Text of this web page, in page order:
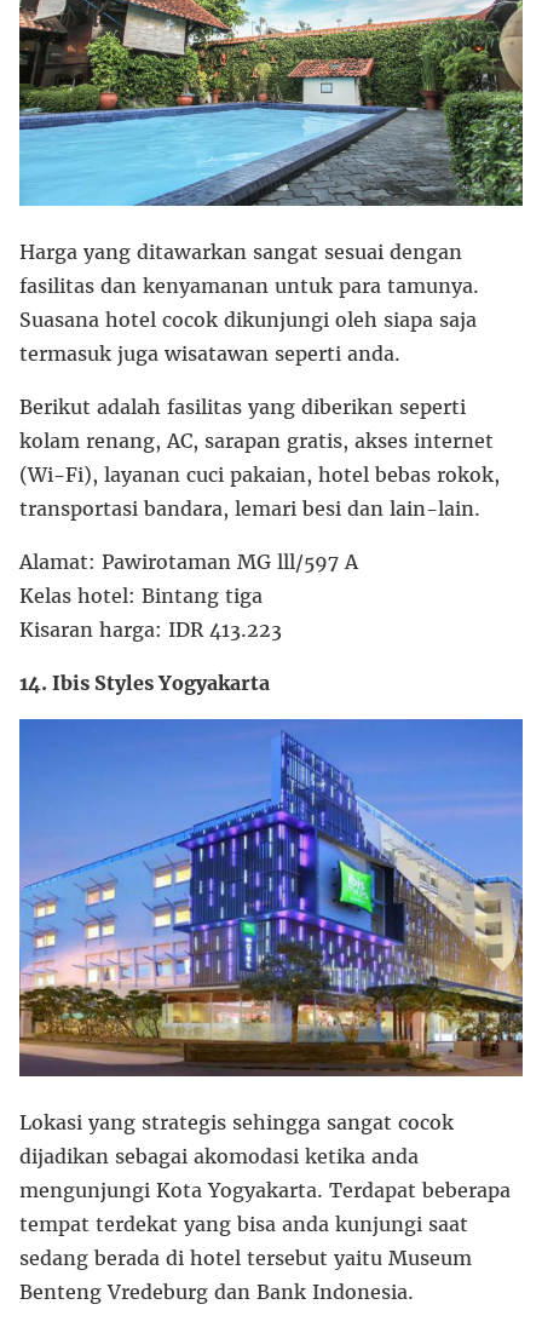
Harga yang ditawarkan sangat sesuai dengan
fasilitas dan kenyamanan untuk para tamunya.
Suasana hotel cocok dikunjungi oleh siapa saja
termasuk juga wisatawan seperti anda.
Berikut adalah fasilitas yang diberikan seperti
kolam renang, AC, sarapan gratis, akses internet
(Wi-Fi), layanan cuci pakaian, hotel bebas rokok,
transportasi bandara, lemari besi dan lain-lain.
Alamat: Pawirotaman MG lll/597 A
Kelas hotel: Bintang tiga
Kisaran harga: IDR 413.223
14. Ibis Styles Yogyakarta
Lokasi yang strategis sehingga sangat cocok
dijadikan sebagai akomodasi ketika anda
mengunjungi Kota Yogyakarta. Terdapat beberapa
tempat terdekat yang bisa anda kunjungi saat
sedang berada di hotel tersebut yaitu Museum
Benteng Vredeburg dan Bank Indonesia.